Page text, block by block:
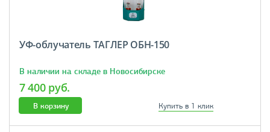
УФ-облучатель ТАГЛЕР ОБН-150
В наличии на складе в Новосибирске
7 400 руб.
В корзину Купить в 1 клик